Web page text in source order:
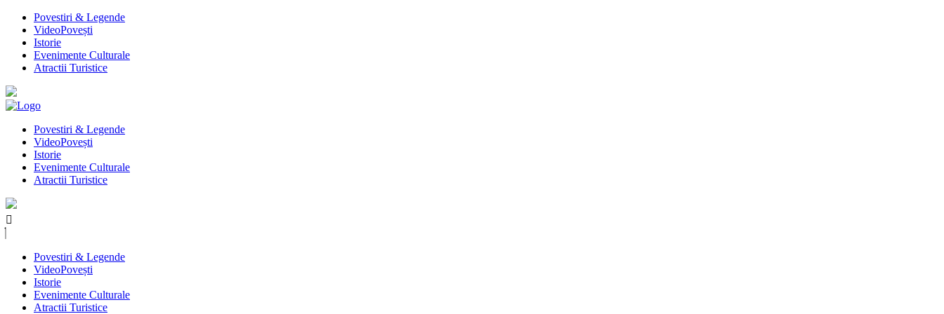
Povestiri & Legende
VideoPovești
Istorie
Evenimente Culturale
Atractii Turistice
Povestiri & Legende
VideoPovești
Istorie
Evenimente Culturale
Atractii Turistice
Povestiri & Legende
VideoPovești
Istorie
Evenimente Culturale
Atractii Turistice